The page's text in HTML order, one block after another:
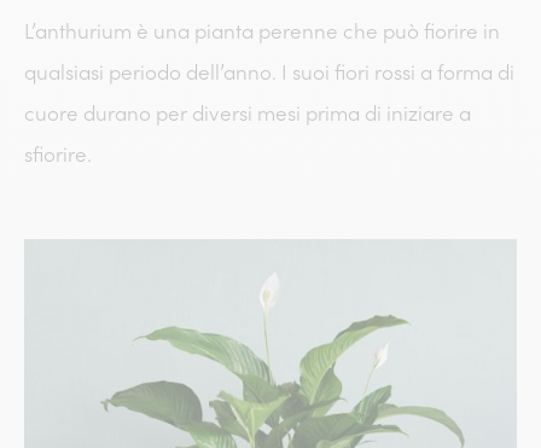
L’anthurium è una pianta perenne che può fiorire in
qualsiasi periodo dell’anno. I suoi fiori rossi a forma di
cuore durano per diversi mesi prima di iniziare a
sfiorire.